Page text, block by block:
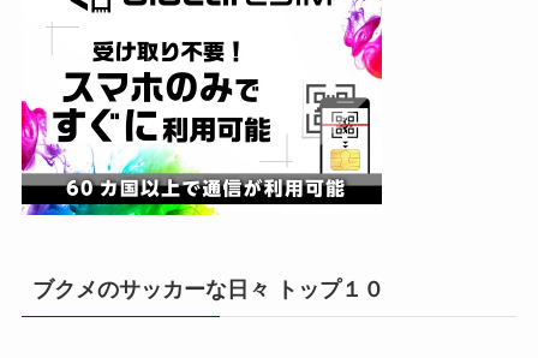
ブクメのサッカーな日々 トップ１０